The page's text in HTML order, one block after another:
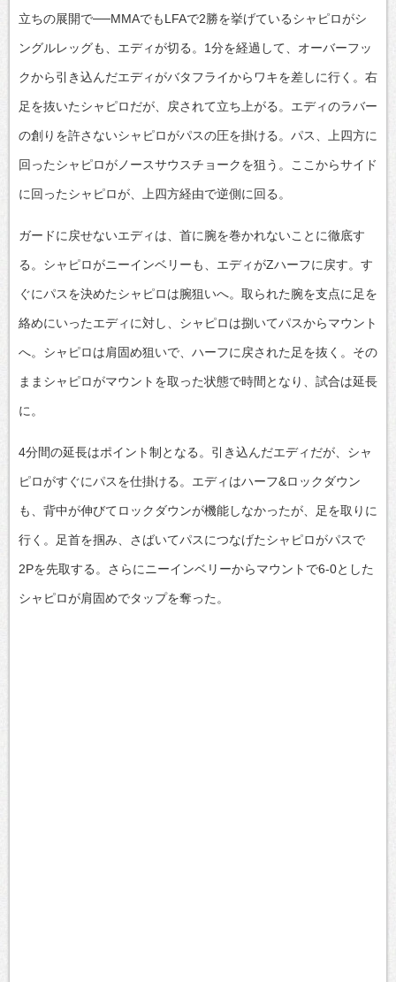
立ちの展開で──MMAでもLFAで2勝を挙げているシャピロがシ
ングルレッグも、エディが切る。1分を経過して、オーバーフッ
クから引き込んだエディがバタフライからワキを差しに行く。右
足を抜いたシャピロだが、戻されて立ち上がる。エディのラバー
の創りを許さないシャピロがパスの圧を掛ける。パス、上四方に
回ったシャピロがノースサウスチョークを狙う。ここからサイド
に回ったシャピロが、上四方経由で逆側に回る。
ガードに戻せないエディは、首に腕を巻かれないことに徹底す
る。シャピロがニーインベリーも、エディがZハーフに戻す。す
ぐにパスを決めたシャピロは腕狙いへ。取られた腕を支点に足を
絡めにいったエディに対し、シャピロは捌いてパスからマウント
へ。シャピロは肩固め狙いで、ハーフに戻された足を抜く。その
ままシャピロがマウントを取った状態で時間となり、試合は延長
に。
4分間の延長はポイント制となる。引き込んだエディだが、シャ
ピロがすぐにパスを仕掛ける。エディはハーフ&ロックダウン
も、背中が伸びてロックダウンが機能しなかったが、足を取りに
行く。足首を掴み、さばいてパスにつなげたシャピロがパスで
2Pを先取する。さらにニーインベリーからマウントで6-0とした
シャピロが肩固めでタップを奪った。